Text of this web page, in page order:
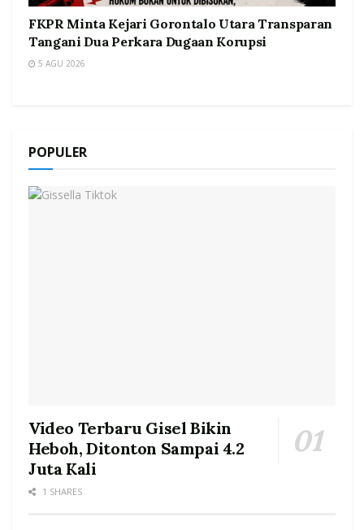
FKPR Minta Kejari Gorontalo Utara Transparan
Tangani Dua Perkara Dugaan Korupsi
5 AGU 2026
POPULER
Video Terbaru Gisel Bikin
Heboh, Ditonton Sampai 4.2
Juta Kali
1 SHARES